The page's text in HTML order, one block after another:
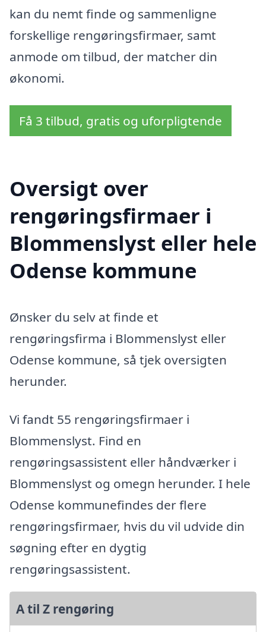
kan du nemt finde og sammenligne
forskellige rengøringsfirmaer, samt
anmode om tilbud, der matcher din
økonomi.
Få 3 tilbud, gratis og uforpligtende
Oversigt over
rengøringsfirmaer i
Blommenslyst eller hele
Odense kommune
Ønsker du selv at finde et
rengøringsfirma i Blommenslyst eller
Odense kommune, så tjek oversigten
herunder.
Vi fandt 55 rengøringsfirmaer i
Blommenslyst. Find en
rengøringsassistent eller håndværker i
Blommenslyst og omegn herunder. I hele
Odense kommunefindes der flere
rengøringsfirmaer, hvis du vil udvide din
søgning efter en dygtig
rengøringsassistent.
A til Z rengøring